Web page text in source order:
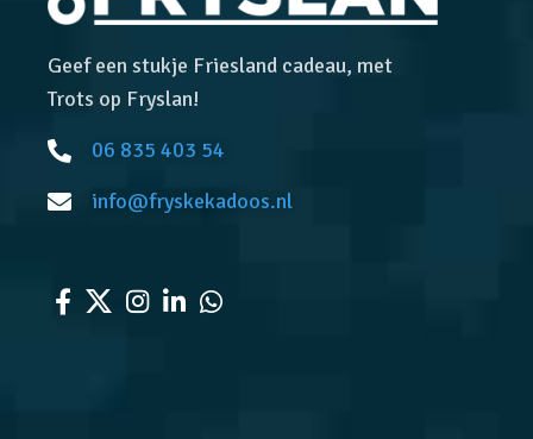
Geef een stukje Friesland cadeau, met
Trots op Fryslan!
06 835 403 54
info@fryskekadoos.nl